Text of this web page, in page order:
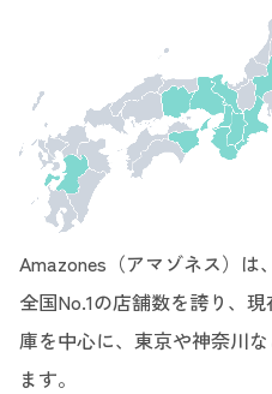
Amazones（アマゾネス）は
全国No.1の店舗数を誇り、
庫を中心に、東京や神奈川
ます。